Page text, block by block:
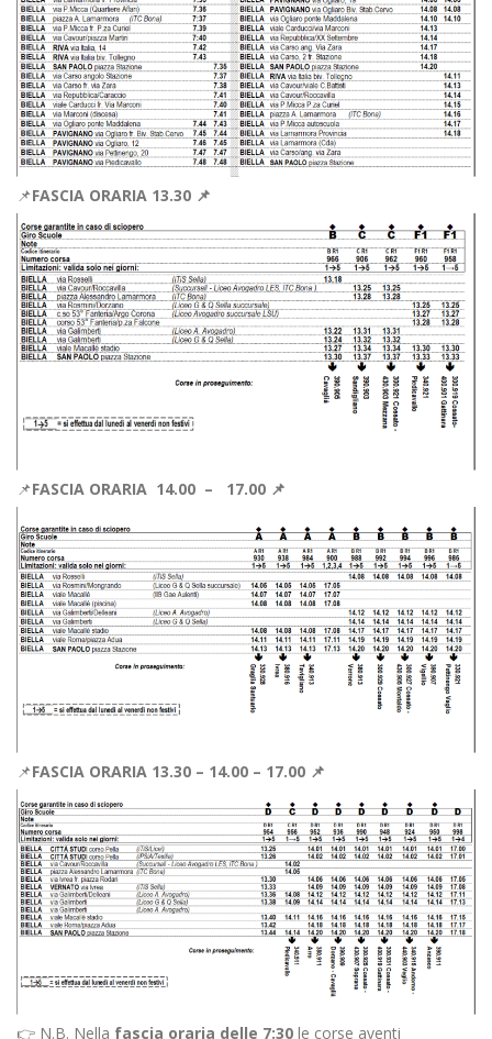
📌FASCIA ORARIA 13.30 📌
📌FASCIA ORARIA 14.00 – 17.00 📌
📌FASCIA ORARIA 13.30 – 14.00 – 17.00 📌
👉 N.B. Nella fascia oraria delle 7:30 le corse aventi